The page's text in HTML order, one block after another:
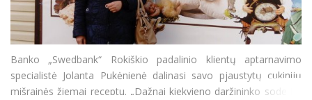
Banko „Swedbank“ Rokiškio padalinio klientų aptarnavimo
specialistė Jolanta Pukėnienė dalinasi savo pjaustytų cukinijų
mišrainės žiemai receptu. „Dažnai kiekvieno daržininko sode ko